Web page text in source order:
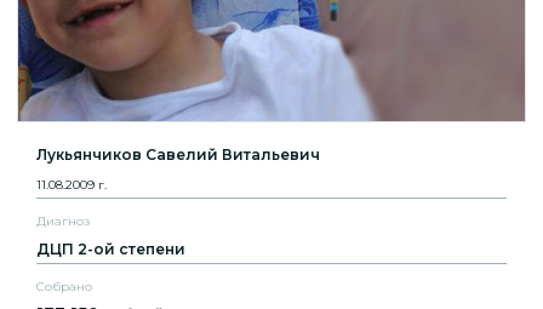
Лукьянчиков Савелий Витальевич
11.08.2009 г.
Диагноз
ДЦП 2-ой степени
Собрано